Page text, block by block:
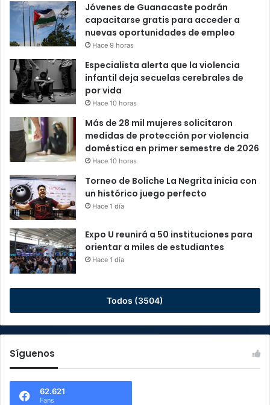
Jóvenes de Guanacaste podrán
capacitarse gratis para acceder a
nuevas oportunidades de empleo
Hace 9 horas
Especialista alerta que la violencia
infantil deja secuelas cerebrales de
por vida
Hace 10 horas
Más de 28 mil mujeres solicitaron
medidas de protección por violencia
doméstica en primer semestre de 2026
Hace 10 horas
Torneo de Boliche La Negrita inicia con
un histórico juego perfecto
Hace 1 día
Expo U reunirá a 50 instituciones para
orientar a miles de estudiantes
Hace 1 día
Todos (3504)
Síguenos
62.621
Fans